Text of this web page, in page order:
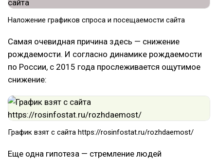
Наложение графиков спроса и посещаемости сайта
Самая очевидная причина здесь — снижение
рождаемости. И согласно динамике рождаемости
по России, с 2015 года прослеживается ощутимое
снижение:
График взят с сайта https://rosinfostat.ru/rozhdaemost/
Еще одна гипотеза — стремление людей